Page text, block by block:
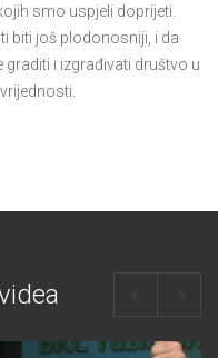
smo uspjeli doprijeti.
biti još plodonosniji, i da
i izgrađivati društvo u